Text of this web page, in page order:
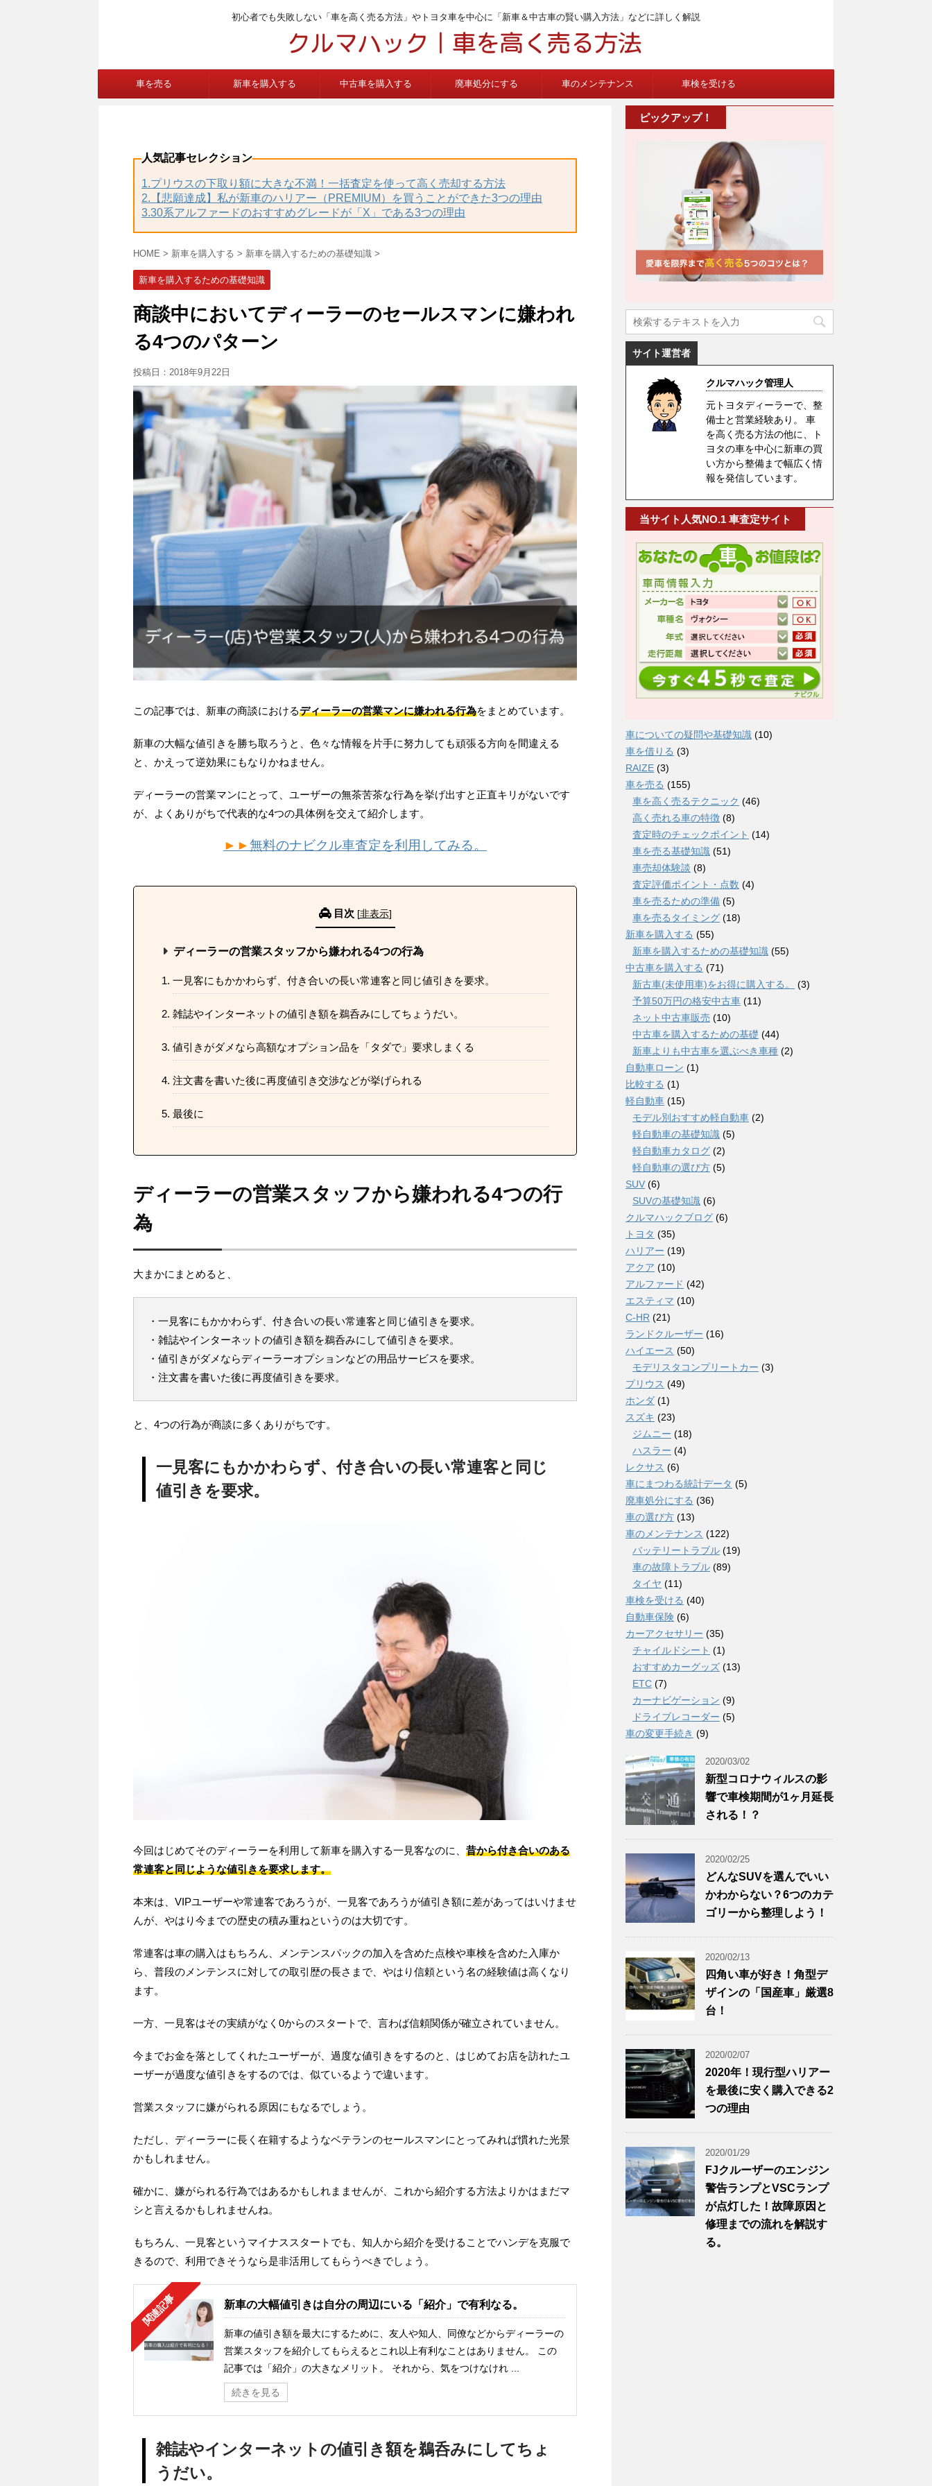
初心者でも失敗しない「車を高く売る方法」やトヨタ車を中心に「新車＆中古車の賢い購入方法」などに詳しく解説
車を売る 新車を購入する 中古車を購入する 廃車処分にする 車のメンテナンス 車検を受ける
人気記事セレクション
1.プリウスの下取り額に大きな不満！一括査定を使って高く売却する方法
2.【悲願達成】私が新車のハリアー（PREMIUM）を買うことができた3つの理由
3.30系アルファードのおすすめグレードが「X」である3つの理由
HOME > 新車を購入する > 新車を購入するための基礎知識 >
新車を購入するための基礎知識
商談中においてディーラーのセールスマンに嫌われ
る4つのパターン
投稿日： 2018年9月22日
この記事では、新車の商談におけるディーラーの営業マンに嫌われる行為をまとめています。
新車の大幅な値引きを勝ち取ろうと、色々な情報を片手に努力しても頑張る方向を間違える
と、かえって逆効果にもなりかねません。
ディーラーの営業マンにとって、ユーザーの無茶苦茶な行為を挙げ出すと正直キリがないです
が、よくありがちで代表的な4つの具体例を交えて紹介します。
►►無料のナビクル車査定を利用してみる。
目次 [非表示]
ディーラーの営業スタッフから嫌われる4つの行為
一見客にもかかわらず、付き合いの長い常連客と同じ値引きを要求。
雑誌やインターネットの値引き額を鵜呑みにしてちょうだい。
値引きがダメなら高額なオプション品を「タダで」要求しまくる
注文書を書いた後に再度値引き交渉などが挙げられる
最後に
ディーラーの営業スタッフから嫌われる4つの行
為
大まかにまとめると、
・一見客にもかかわらず、付き合いの長い常連客と同じ値引きを要求。
・雑誌やインターネットの値引き額を鵜呑みにして値引きを要求。
・値引きがダメならディーラーオプションなどの用品サービスを要求。
・注文書を書いた後に再度値引きを要求。
と、4つの行為が商談に多くありがちです。
一見客にもかかわらず、付き合いの長い常連客と同じ
値引きを要求。
今回はじめてそのディーラーを利用して新車を購入する一見客なのに、 昔から付き合いのある
常連客と同じような値引きを要求します。
本来は、VIPユーザーや常連客であろうが、一見客であろうが値引き額に差があってはいけませ
んが、やはり今までの歴史の積み重ねというのは大切です。
常連客は車の購入はもちろん、メンテンスパックの加入を含めた点検や車検を含めた入庫か
ら、普段のメンテンスに対しての取引歴の長さまで、やはり信頼という名の経験値は高くなり
ます。
一方、一見客はその実績がなく0からのスタートで、言わば信頼関係が確立されていません。
今までお金を落としてくれたユーザーが、過度な値引きをするのと、はじめてお店を訪れたユ
ーザーが過度な値引きをするのでは、似ているようで違います。
営業スタッフに嫌がられる原因にもなるでしょう。
ただし、ディーラーに長く在籍するようなベテランのセールスマンにとってみれば慣れた光景
かもしれません。
確かに、嫌がられる行為ではあるかもしれまませんが、これから紹介する方法よりかはまだマ
シと言えるかもしれませんね。
もちろん、一見客というマイナススタートでも、知人から紹介を受けることでハンデを克服で
きるので、利用できそうなら是非活用してもらうべきでしょう。
関連記事 新車の大幅値引きは自分の周辺にいる「紹介」で有利なる。
新車の値引き額を最大にするために、友人や知人、同僚などからディーラーの
営業スタッフを紹介してもらえるとこれ以上有利なことはありません。 この
記事では「紹介」の大きなメリット。 それから、気をつけなけれ ...
続きを見る
雑誌やインターネットの値引き額を鵜呑みにしてちょ
うだい。
ピックアップ！
サイト運営者
クルマハック管理人
元トヨタディーラーで、整
備士と営業経験あり。 車
を高く売る方法の他に、ト
ヨタの車を中心に新車の買
い方から整備まで幅広く情
報を発信しています。
当サイト人気NO.1 車査定サイト
車についての疑問や基礎知識 (10)
車を借りる (3)
RAIZE (3)
車を売る (155)
車を高く売るテクニック (46)
高く売れる車の特徴 (8)
査定時のチェックポイント (14)
車を売る基礎知識 (51)
車売却体験談 (8)
査定評価ポイント・点数 (4)
車を売るための準備 (5)
車を売るタイミング (18)
新車を購入する (55)
新車を購入するための基礎知識 (55)
中古車を購入する (71)
新古車(未使用車)をお得に購入する。
(3)
予算50万円の格安中古車 (11)
ネット中古車販売 (10)
中古車を購入するための基礎 (44)
新車よりも中古車を選ぶべき車種 (2)
自動車ローン (1)
比較する (1)
軽自動車 (15)
モデル別おすすめ軽自動車 (2)
軽自動車の基礎知識 (5)
軽自動車カタログ (2)
軽自動車の選び方 (5)
SUV (6)
SUVの基礎知識 (6)
クルマハックブログ (6)
トヨタ (35)
ハリアー (19)
アクア (10)
アルファード (42)
エスティマ (10)
C-HR (21)
ランドクルーザー (16)
ハイエース (50)
モデリスタコンプリートカー (3)
プリウス (49)
ホンダ (1)
スズキ (23)
ジムニー (18)
ハスラー (4)
レクサス (6)
車にまつわる統計データ (5)
廃車処分にする (36)
車の選び方 (13)
車のメンテナンス (122)
バッテリートラブル (19)
車の故障トラブル (89)
タイヤ (11)
車検を受ける (40)
自動車保険 (6)
カーアクセサリー (35)
チャイルドシート (1)
おすすめカーグッズ (13)
ETC (7)
カーナビゲーション (9)
ドライブレコーダー (5)
車の変更手続き (9)
2020/03/02
新型コロナウィルスの影
響で車検期間が1ヶ月延長
される！？
2020/02/25
どんなSUVを選んでいい
かわからない？6つのカテ
ゴリーから整理しよう！
2020/02/13
四角い車が好き！角型デ
ザインの「国産車」厳選8
台！
2020/02/07
2020年！現行型ハリアー
を最後に安く購入できる2
つの理由
2020/01/29
FJクルーザーのエンジン
警告ランプとVSCランプ
が点灯した！故障原因と
修理までの流れを解説す
る。